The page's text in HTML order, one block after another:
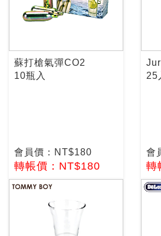
蘇打槍氣彈CO2
10瓶入
會員價：NT$180
轉帳價：NT$180
25
會
轉